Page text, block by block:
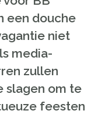
een douche
niet
media-
zullen
slagen om te
feesten